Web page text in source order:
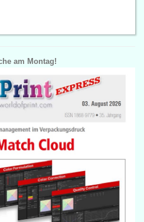
am Montag!